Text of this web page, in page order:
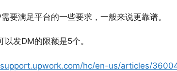
要满足平台的一些要求，一般来说更靠谱。
以发DM的限额是5个。
hc/en-us/articles/